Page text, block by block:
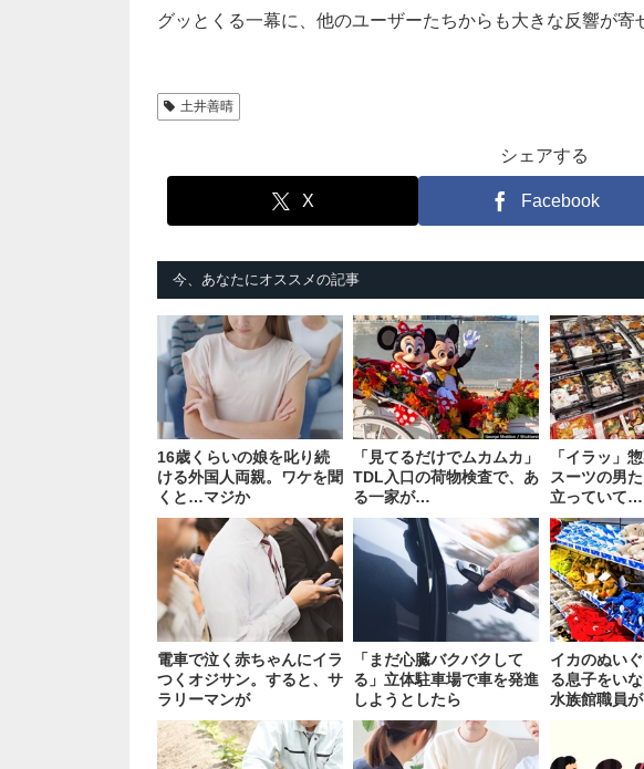
グッとくる一幕に、他のユーザーたちからも大きな反響が寄
土井善晴
シェアする
X Facebook
今、あなたにオススメの記事
16歳くらいの娘を叱り続
ける外国人両親。ワケを聞
くと…マジか
「見てるだけでムカムカ」
TDL入口の荷物検査で、あ
る一家が…
「イラッ」
スーツの男
立っていて…
電車で泣く赤ちゃんにイラ
つくオジサン。すると、サ
ラリーマンが
「まだ心臓バクバクして
る」立体駐車場で車を発進
しようとしたら
イカのぬい
る息子をいな
水族館職員が